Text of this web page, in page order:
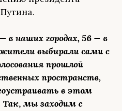
в наших городах, 56 — в
выбирали сами с
прошлой
пространств,
в этом
Так, мы заходим с